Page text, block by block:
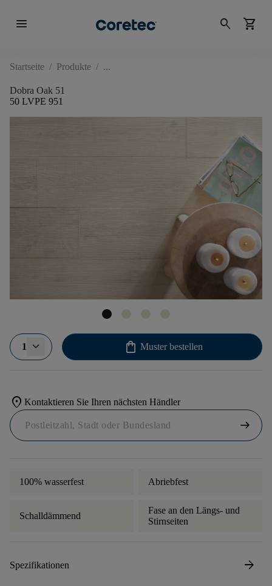
menu search shopping_cart
Startseite / Produkte /
Dobra Oak 51
50 LVPE 951
1 shopping_bag Muster bestellen
location_on Kontaktieren Sie Ihren nächsten Händler
arrow_right_alt
100% wasserfest Abriebfest
Schalldämmend
Fase an den Längs- und
Stirnseiten
Spezifikationen arrow_forward